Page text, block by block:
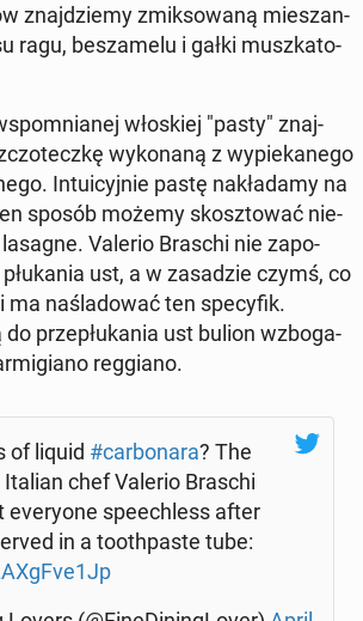
znaj­dzie­my zmik­so­wa­ną mie­szan­
ragu, be­sza­me­lu i gałki musz­ka­to­
wło­skiej "pasty" znaj­
wy­ko­na­ną z wy­pie­ka­ne­go
In­tu­icyj­nie pastę na­kła­da­my na
sposób możemy skosz­to­wać nie­
Valerio Braschi nie za­po­
płu­ka­nia ust, a w za­sa­dzie czymś, co
ma na­śla­do­wać ten spe­cy­fik.
do prze­płu­ka­nia ust bulion wzbo­ga­
reg­gia­no.
of liquid #car­bo­na­ra? The
chef Valerio Braschi
eve­ry­one spe­echless after
in a to­oth­pa­ste tube: